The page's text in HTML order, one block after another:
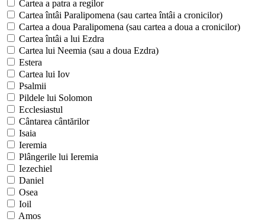
Cartea a patra a regilor
Cartea întâi Paralipomena (sau cartea întâi a cronicilor)
Cartea a doua Paralipomena (sau cartea a doua a cronicilor)
Cartea întâi a lui Ezdra
Cartea lui Neemia (sau a doua Ezdra)
Estera
Cartea lui Iov
Psalmii
Pildele lui Solomon
Ecclesiastul
Cântarea cântărilor
Isaia
Ieremia
Plângerile lui Ieremia
Iezechiel
Daniel
Osea
Ioil
Amos